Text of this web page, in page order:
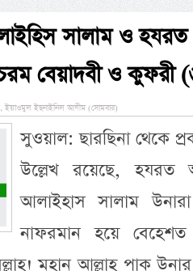
সালাম ও হযরত
বেয়াদবী ও কুফরী
ইছনাইনিল আযীম (সোমবার)
সুওয়াল: ছারছিনা থেকে
উল্লেখ রয়েছে,
আলাইহাস সালাম
নাফরমান হয়ে বেহেশত
মহান আল্লাহ